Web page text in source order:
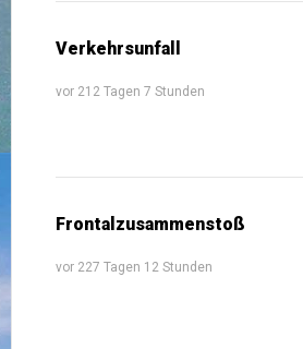
Verkehrsunfall
vor 212 Tagen 7 Stunden
Frontalzusammenstoß
vor 227 Tagen 12 Stunden